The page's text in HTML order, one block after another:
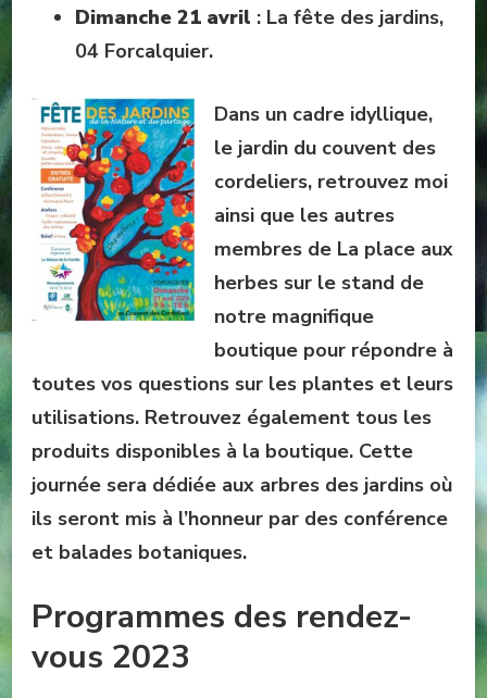
Dimanche 21 avril : La fête des jardins,
04 Forcalquier.
Dans un cadre idyllique,
le jardin du couvent des
cordeliers, retrouvez moi
ainsi que les autres
membres de La place aux
herbes sur le stand de
notre magnifique
boutique pour répondre à
toutes vos questions sur les plantes et leurs
utilisations. Retrouvez également tous les
produits disponibles à la boutique. Cette
journée sera dédiée aux arbres des jardins où
ils seront mis à l’honneur par des conférence
et balades botaniques.
Programmes des rendez-
vous 2023